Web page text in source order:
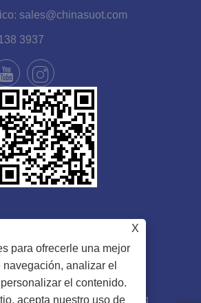
sales@chinasuot.com
3937
2022 Zhejiang Suote Sewing
X
para ofrecerle una mejor
analizar el
el contenido.
acepta nuestro uso de